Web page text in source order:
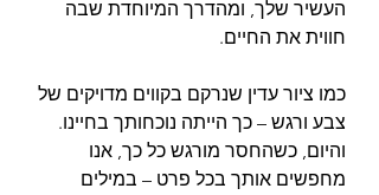
העשיר שלך, ומהדרך המיוחדת שבה
חווית את החיים.
כמו ציור עדין שנרקם בקווים מדויקים של
צבע ורגש – כך הייתה נוכחותך בחיינו.
והיום, כשהחסר מורגש כל כך, אנו
מחפשים אותך בכל פרט – במילים